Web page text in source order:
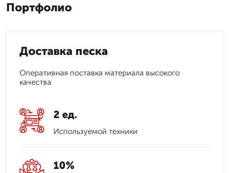
Портфолио
Доставка песка
Оперативная поставка материала высокого
качества
2 ед.
Используемой техники
10%